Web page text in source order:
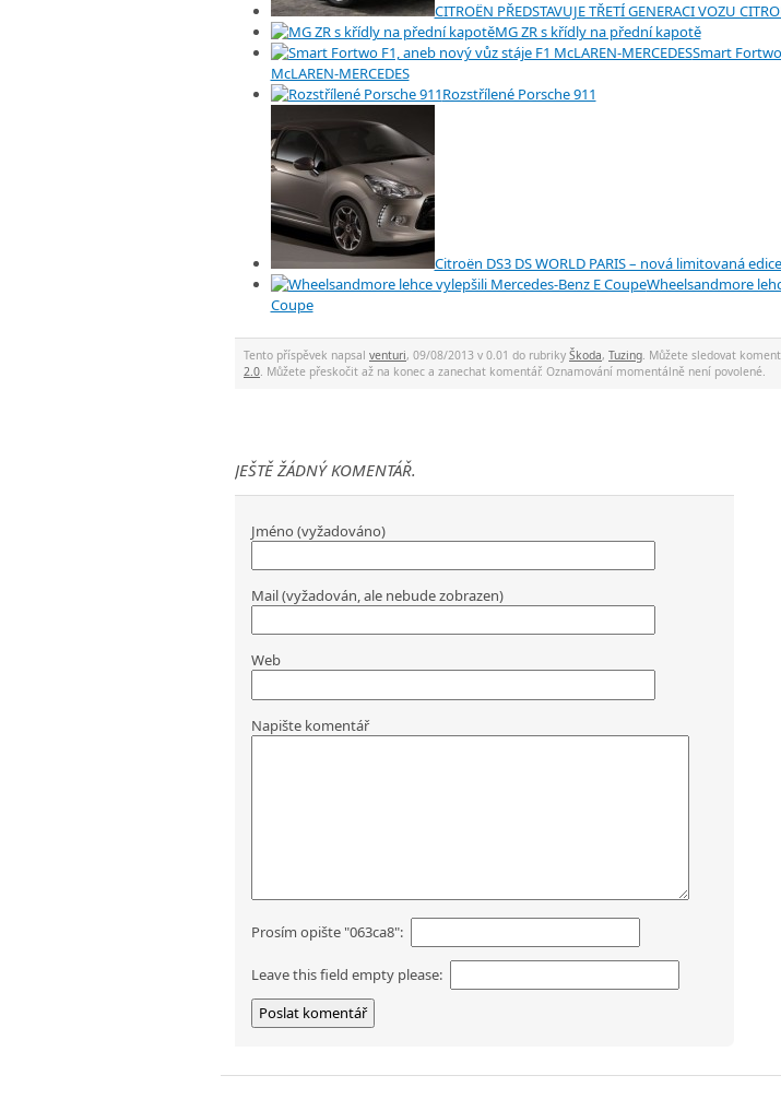
CITROËN PŘEDSTAVUJE TŘETÍ GENERACI VOZU
MG ZR s křídly na přední kapotě
Smart
McLAREN-MERCEDES
Rozstřílené Porsche 911
Citroën DS3 DS WORLD PARIS – nová limitovaná edice
Wheelsandmore
Coupe
Tento příspěvek napsal venturi, 09/08/2013 v 0.01 do rubriky Škoda, Tuzing . Můžete sledovat
2.0 . Můžete přeskočit až na konec a zanechat komentář. Oznamování momentálně není povolené.
JEŠTĚ ŽÁDNÝ KOMENTÁŘ.
Jméno (vyžadováno)
Mail (vyžadován, ale nebude zobrazen)
Web
Napište komentář
Prosím opište "063ca8":
Leave this field empty please: